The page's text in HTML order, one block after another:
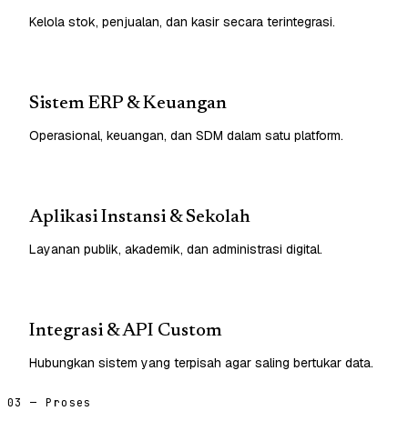
Kelola stok, penjualan, dan kasir secara terintegrasi.
Sistem ERP & Keuangan
Operasional, keuangan, dan SDM dalam satu platform.
Aplikasi Instansi & Sekolah
Layanan publik, akademik, dan administrasi digital.
Integrasi & API Custom
Hubungkan sistem yang terpisah agar saling bertukar data.
03 — Proses